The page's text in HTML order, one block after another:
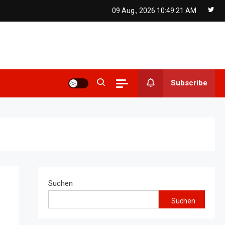
09 Aug., 2026 10:49:21 AM
Subscribe
Suchen
Suchen